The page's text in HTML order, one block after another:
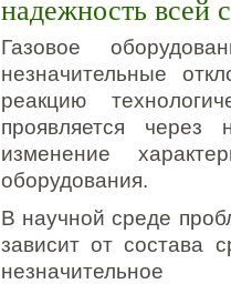
надежность всей
Газовое
незначительные
реакцию
проявляется через
изменение
оборудования.
В научной среде
зависит от состава